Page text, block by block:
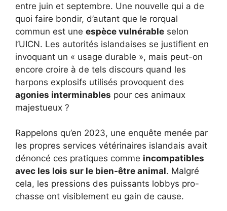
entre juin et septembre. Une nouvelle qui a de
quoi faire bondir, d’autant que le rorqual
commun est une espèce vulnérable selon
l’UICN. Les autorités islandaises se justifient en
invoquant un « usage durable », mais peut-on
encore croire à de tels discours quand les
harpons explosifs utilisés provoquent des
agonies interminables pour ces animaux
majestueux ?
Rappelons qu’en 2023, une enquête menée par
les propres services vétérinaires islandais avait
dénoncé ces pratiques comme incompatibles
avec les lois sur le bien-être animal. Malgré
cela, les pressions des puissants lobbys pro-
chasse ont visiblement eu gain de cause.